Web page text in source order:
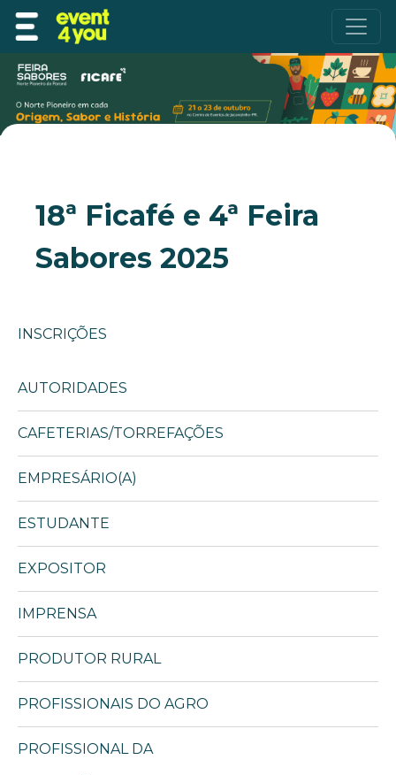
18ª Ficafé e 4ª Feira
Sabores 2025
INSCRIÇÕES
AUTORIDADES
CAFETERIAS/TORREFAÇÕES
EMPRESÁRIO(A)
ESTUDANTE
EXPOSITOR
IMPRENSA
PRODUTOR RURAL
PROFISSIONAIS DO AGRO
PROFISSIONAL DA